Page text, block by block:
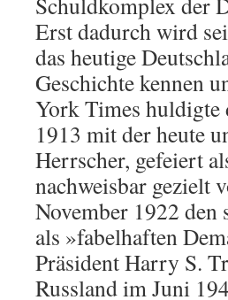
Erst dadurch wird
das heutige
Geschichte kennen
York Times huldigte
1913 mit der heute
Herrscher, gefeiert
nachweisbar gezielt
November 1922
als »fabelhaften
Präsident Harry S.
Russland im Juni